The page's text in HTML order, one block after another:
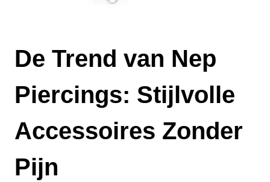
De Trend van Nep
Piercings: Stijlvolle
Accessoires Zonder
Pijn